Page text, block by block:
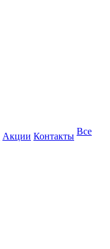
Акции Контакты Все